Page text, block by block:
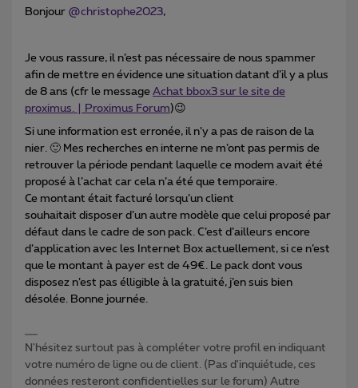
Bonjour @christophe2023,
Je vous rassure, il n’est pas nécessaire de nous spammer
afin de mettre en évidence une situation datant d’il y a plus
de 8 ans (cfr le message Achat bbox3 sur le site de
proximus. | Proximus Forum)😉
Si une information est erronée, il n’y a pas de raison de la
nier. 🙂 Mes recherches en interne ne m’ont pas permis de
retrouver la période pendant laquelle ce modem avait été
proposé à l’achat car cela n’a été que temporaire.
Ce montant était facturé lorsqu’un client
souhaitait disposer d’un autre modèle que celui proposé par
défaut dans le cadre de son pack. C’est d’ailleurs encore
d’application avec les Internet Box actuellement, si ce n’est
que le montant à payer est de 49€. Le pack dont vous
disposez n’est pas élligible à la gratuité, j’en suis bien
désolée. Bonne journée.
N'hésitez surtout pas à compléter votre profil en indiquant
votre numéro de ligne ou de client. (Pas d'inquiétude, ces
données resteront confidentielles sur le forum) Autre